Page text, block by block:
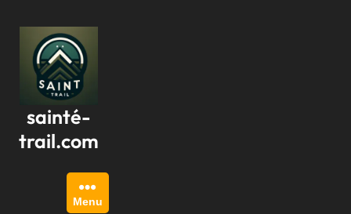
contenu
sainté-
trail.com
Menu